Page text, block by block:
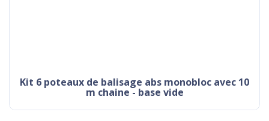
kit 6 poteaux de balisage abs monobloc avec 10
m chaine - base vide